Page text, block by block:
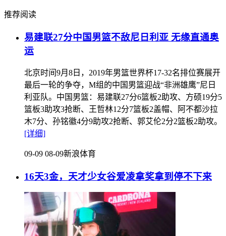
推荐阅读
易建联27分中国男篮不敌尼日利亚 无缘直通奥
运
北京时间9月8日，2019年男篮世界杯17-32名排位赛展开
最后一轮的争夺，M组的中国男篮迎战“非洲雄鹰”尼日
利亚队。中国男篮：易建联27分6篮板2助攻、方硕19分5
篮板3助攻3抢断、王哲林12分7篮板2盖帽、阿不都沙拉
木7分、孙铭徽4分9助攻2抢断、郭艾伦2分2篮板2助攻。
[详细]
09-09 08-09新浪体育
16天3金，天才少女谷爱凌拿奖拿到停不下来